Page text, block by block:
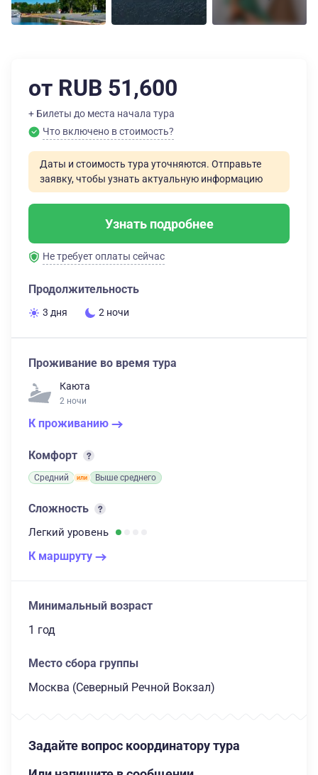
от RUB 51,600
+ Билеты до места начала тура
Что включено в стоимость?
Даты и стоимость тура уточняются. Отправьте
заявку, чтобы узнать актуальную информацию
Узнать подробнее
Не требует оплаты сейчас
Продолжительность
3 дня 2 ночи
Проживание во время тура
Каюта
2 ночи
К проживанию
Комфорт
Средний Выше среднего
Сложность
Легкий уровень
К маршруту
Минимальный возраст
1 год
Место сбора группы
Москва (Северный Речной Вокзал)
Задайте вопрос координатору тура